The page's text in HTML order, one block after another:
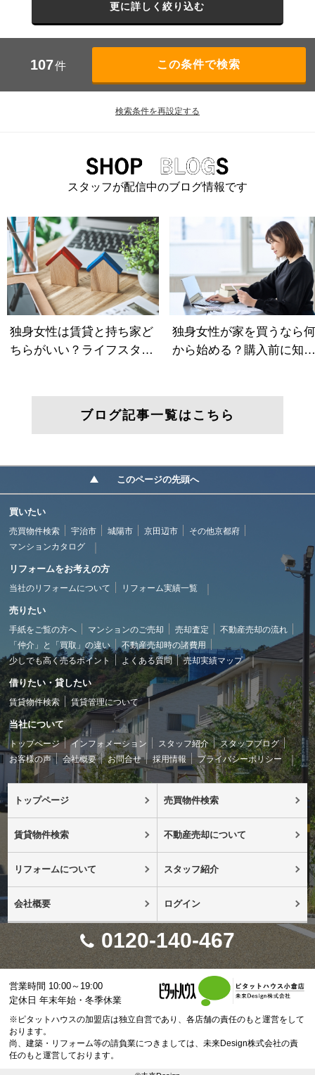
更に詳しく絞り込む
107件
検索条件を再設定する
スタッフが配信中のブログ情報です
ブログ記事一覧はこちら
このページの先頭へ
買いたい
売買物件検索 宇治市 城陽市 京田辺市
その他京都府
マンションカタログ
リフォームをお考えの方
当社のリフォームについて リフォーム実績一覧
売りたい
手紙をご覧の方へ マンションのご売却 売却査定
不動産売却の流れ
「仲介」と「買取」の違い
不動産売却時の諸費用
少しでも高く売るポイント
よくある質問 売却実績マップ
借りたい・貸したい
賃貸物件検索 賃貸管理について
当社について
トップページ インフォメーション スタッフ紹介
スタッフブログ
お客様の声
会社概要 お問合せ 採用情報 プライバシーポリシー
トップページ 売買物件検索
賃貸物件検索 不動産売却について
リフォームについて スタッフ紹介
会社概要 ログイン
0120-140-467
営業時間 10:00～19:00
定休日 年末年始・冬季休業
※ピタットハウスの加盟店は独立自営であり、各店舗の責任のもと運営をして
おります。
尚、建築・リフォーム等の請負業につきましては、未来Design株式会社の責
任のもと運営しております。